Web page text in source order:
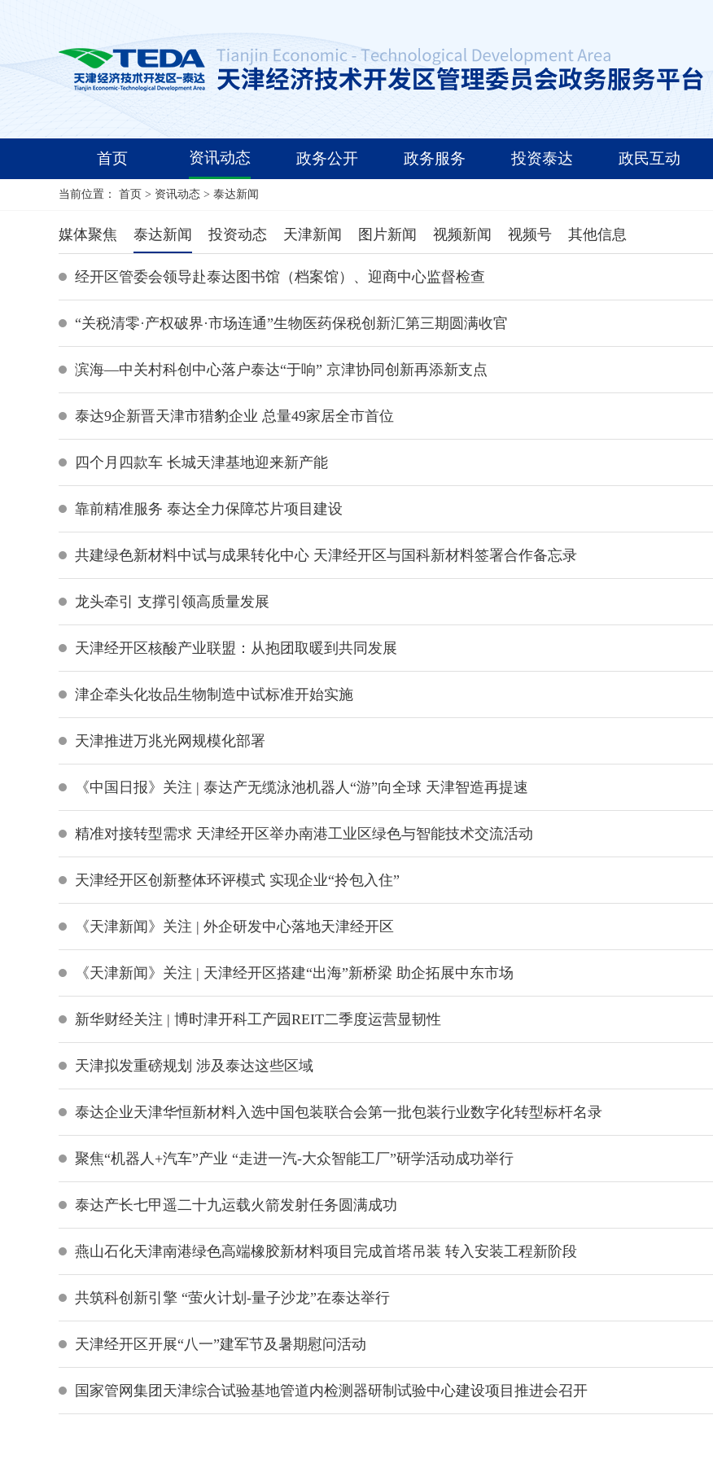
首页 资讯动态 政务公开 政务服务 投资泰达 政民互动
当前位置： 首页 > 资讯动态 > 泰达新闻
媒体聚焦 泰达新闻 投资动态 天津新闻 图片新闻 视频新闻 视频号 其他信息
经开区管委会领导赴泰达图书馆（档案馆）、迎商中心监督检查
“关税清零·产权破界·市场连通”生物医药保税创新汇第三期圆满收官
滨海—中关村科创中心落户泰达“于响” 京津协同创新再添新支点
泰达9企新晋天津市猎豹企业 总量49家居全市首位
四个月四款车 长城天津基地迎来新产能
靠前精准服务 泰达全力保障芯片项目建设
共建绿色新材料中试与成果转化中心 天津经开区与国科新材料签署合作备忘录
龙头牵引 支撑引领高质量发展
天津经开区核酸产业联盟：从抱团取暖到共同发展
津企牵头化妆品生物制造中试标准开始实施
天津推进万兆光网规模化部署
《中国日报》关注 | 泰达产无缆泳池机器人“游”向全球 天津智造再提速
精准对接转型需求 天津经开区举办南港工业区绿色与智能技术交流活动
天津经开区创新整体环评模式 实现企业“拎包入住”
《天津新闻》关注 | 外企研发中心落地天津经开区
《天津新闻》关注 | 天津经开区搭建“出海”新桥梁 助企拓展中东市场
新华财经关注 | 博时津开科工产园REIT二季度运营显韧性
天津拟发重磅规划 涉及泰达这些区域
泰达企业天津华恒新材料入选中国包装联合会第一批包装行业数字化转型标杆名录
聚焦“机器人+汽车”产业 “走进一汽-大众智能工厂”研学活动成功举行
泰达产长七甲遥二十九运载火箭发射任务圆满成功
燕山石化天津南港绿色高端橡胶新材料项目完成首塔吊装 转入安装工程新阶段
共筑科创新引擎 “萤火计划-量子沙龙”在泰达举行
天津经开区开展“八一”建军节及暑期慰问活动
国家管网集团天津综合试验基地管道内检测器研制试验中心建设项目推进会召开